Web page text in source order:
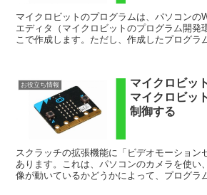
マイクロビットのプログラムは、パソコンの
エディタ（マイクロビットのプログラム開発
こで作成します。ただし、作成したプログラ
き込む方法は、使用しているWebブラウザに
お役立ち情報
マイクロビッ
マイクロビッ
制御する
スクラッチの拡張機能に「ビデオモーション
あります。これは、パソコンのカメラを使い
像が動いているかどうかによって、プログラ
できる機能です。リアルな世界の情報によっ